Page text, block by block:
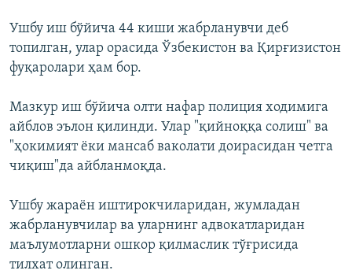
Ушбу иш бўйича 44 киши жабрланувчи деб
топилган, улар орасида Ўзбекистон ва Қирғизистон
фуқаролари ҳам бор.
Мазкур иш бўйича олти нафар полиция ходимига
айблов эълон қилинди. Улар "қийноққа солиш" ва
"ҳокимият ёки мансаб ваколати доирасидан четга
чиқиш"да айбланмоқда.
Ушбу жараён иштирокчиларидан, жумладан
жабрланувчилар ва уларнинг адвокатларидан
маълумотларни ошкор қилмаслик тўғрисида
тилхат олинган.